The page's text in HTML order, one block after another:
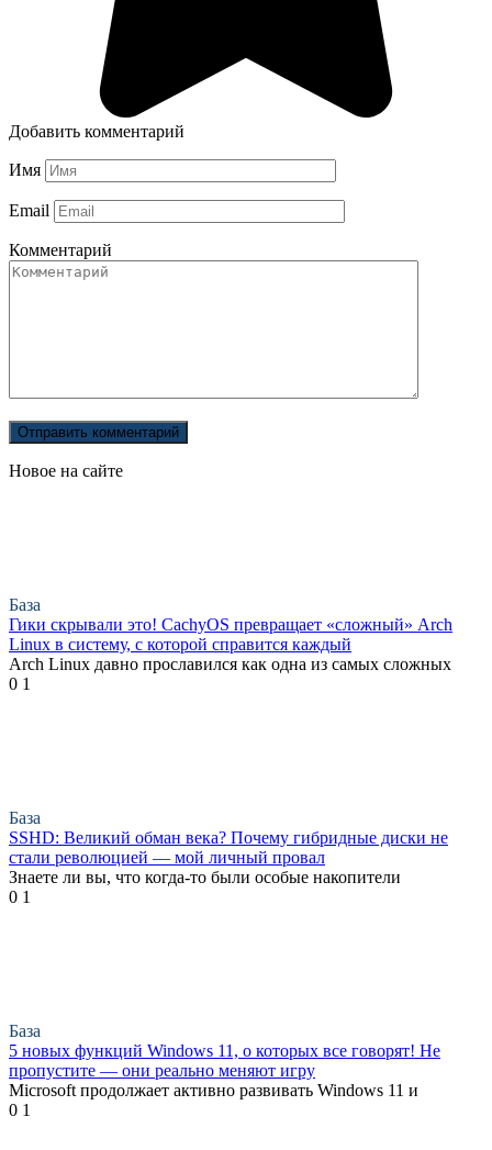
Добавить комментарий
Имя
Email
Комментарий
Новое на сайте
База
Гики скрывали это! CachyOS превращает «сложный» Arch
Linux в систему, с которой справится каждый
Arch Linux давно прославился как одна из самых сложных
0 1
База
SSHD: Великий обман века? Почему гибридные диски не
стали революцией — мой личный провал
Знаете ли вы, что когда-то были особые накопители
0 1
База
5 новых функций Windows 11, о которых все говорят! Не
пропустите — они реально меняют игру
Microsoft продолжает активно развивать Windows 11 и
0 1